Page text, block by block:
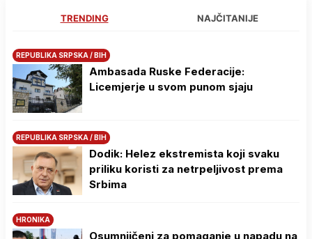
TRENDING NAJČITANIJE
REPUBLIKA SRPSKA / BIH
Ambasada Ruske Federacije:
Licemjerje u svom punom sjaju
REPUBLIKA SRPSKA / BIH
Dodik: Helez ekstremista koji svaku
priliku koristi za netrpeljivost prema
Srbima
HRONIKA
Osumnjičeni za pomaganje u napadu na